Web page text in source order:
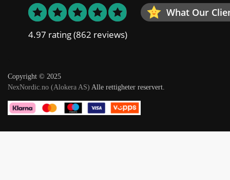
What Our
4.97 rating(862 reviews)
Copyright © 2025
NexNordic.no (Alokera AS) Alle rettigheter reservert.